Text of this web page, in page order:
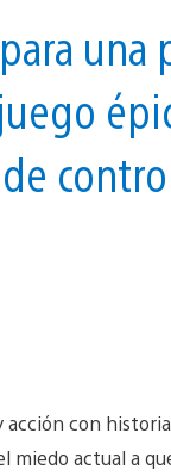
una
con
miedo actual a